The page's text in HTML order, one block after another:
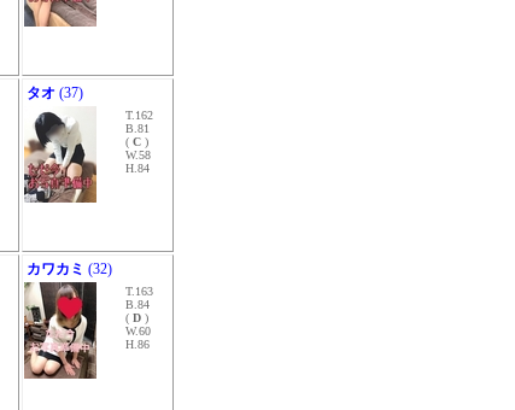
タオ (37)
T.162
B.81
( C )
W.58
H.84
カワカミ (32)
T.163
B.84
( D )
W.60
H.86